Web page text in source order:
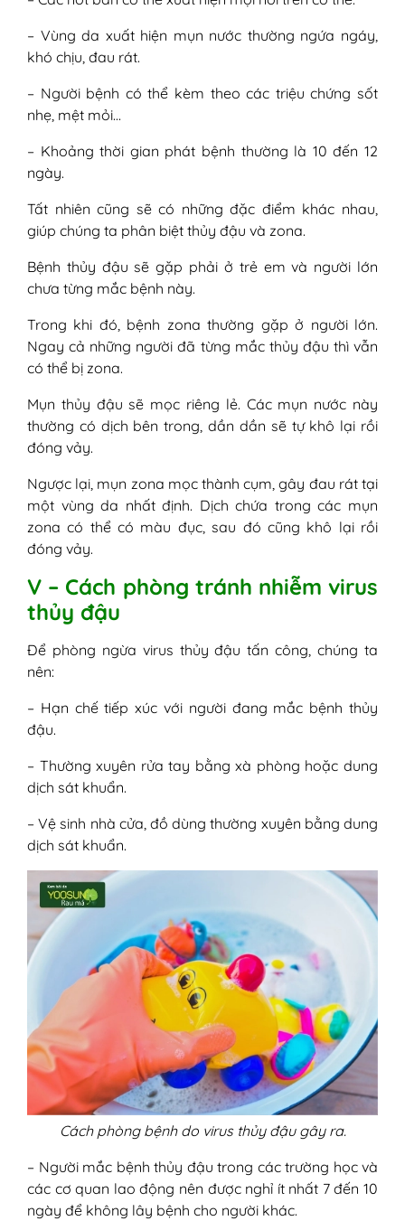
– Vùng da xuất hiện mụn nước thường ngứa ngáy,
khó chịu, đau rát.
– Người bệnh có thể kèm theo các triệu chứng sốt
nhẹ, mệt mỏi…
– Khoảng thời gian phát bệnh thường là 10 đến 12
ngày.
Tất nhiên cũng sẽ có những đặc điểm khác nhau,
giúp chúng ta phân biệt thủy đậu và zona.
Bệnh thủy đậu sẽ gặp phải ở trẻ em và người lớn
chưa từng mắc bệnh này.
Trong khi đó, bệnh zona thường gặp ở người lớn.
Ngay cả những người đã từng mắc thủy đậu thì vẫn
có thể bị zona.
Mụn thủy đậu sẽ mọc riêng lẻ. Các mụn nước này
thường có dịch bên trong, dần dần sẽ tự khô lại rồi
đóng vảy.
Ngược lại, mụn zona mọc thành cụm, gây đau rát tại
một vùng da nhất định. Dịch chứa trong các mụn
zona có thể có màu đục, sau đó cũng khô lại rồi
đóng vảy.
V – Cách phòng tránh nhiễm virus
thủy đậu
Để phòng ngừa virus thủy đậu tấn công, chúng ta
nên:
– Hạn chế tiếp xúc với người đang mắc bệnh thủy
đậu.
– Thường xuyên rửa tay bằng xà phòng hoặc dung
dịch sát khuẩn.
– Vệ sinh nhà cửa, đồ dùng thường xuyên bằng dung
dịch sát khuẩn.
Cách phòng bệnh do virus thủy đậu gây ra.
– Người mắc bệnh thủy đậu trong các trường học và
các cơ quan lao động nên được nghỉ ít nhất 7 đến 10
ngày để không lây bệnh cho người khác.